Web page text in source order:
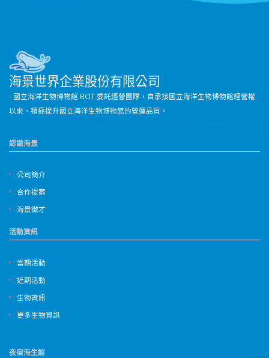
海景世界企業股份有限公司
- 國立海洋生物博物館 BOT 委託經營團隊，自承接國立海洋生物博物館經營權
以來，積極提升國立海洋生物博物館的營運品質。
認識海景
公司簡介
合作提案
海景徵才
活動資訊
當期活動
近期活動
生物資訊
更多生物資訊
夜宿海生館